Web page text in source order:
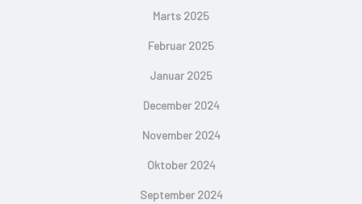
Marts 2025
Februar 2025
Januar 2025
December 2024
November 2024
Oktober 2024
September 2024